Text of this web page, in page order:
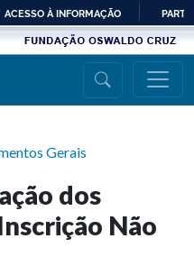
ACESSO À INFORMAÇÃO
Gerais
dos
Não